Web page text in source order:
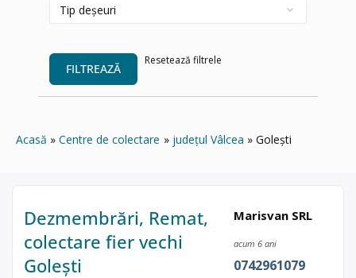
FILTREAZĂ
Resetează filtrele
Acasă Centre de colectare județul Vâlcea Golești
Dezmembrări, Remat,
colectare fier vechi
Golești
Marisvan SRL
acum 6 ani
0742961079